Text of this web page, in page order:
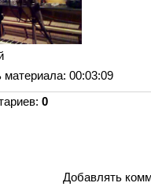
материала: 00:03:09
: 0
Добавлять